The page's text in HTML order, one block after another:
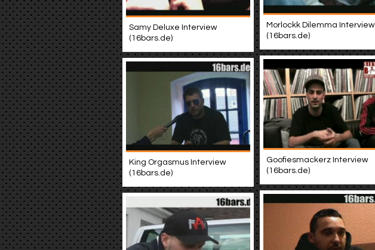
Morlockk Dilemma Interview
(16bars.de)
Samy Deluxe Interview
(16bars.de)
Goofiesmackerz Interview
(16bars.de)
King Orgasmus Interview
(16bars.de)